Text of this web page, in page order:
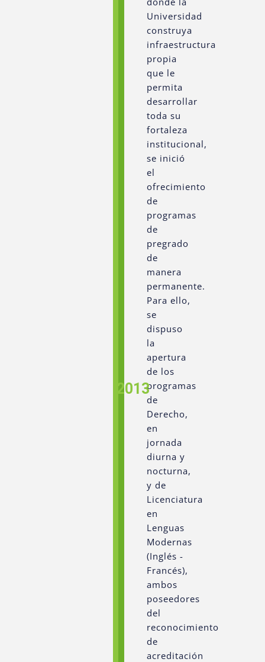
2013
Universidad
construya
infraestructura
propia
que le
permita
desarrollar
toda su
fortaleza
institucional,
se inició
el
ofrecimiento
de
programas
de
pregrado
de
manera
permanente.
Para ello,
se
dispuso
la
apertura
de los
programas
de
Derecho,
en
jornada
diurna y
nocturna,
y de
Licenciatura
en
Lenguas
Modernas
(Inglés -
Francés),
ambos
poseedores
del
reconocimiento
de
acreditación